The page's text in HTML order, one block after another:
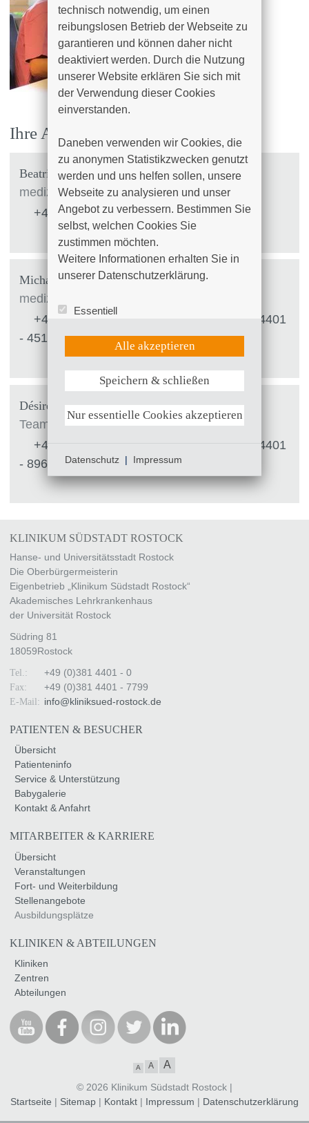
Ihre Ansprechpartner
Beatrice Engel
medizinischer Dokumentar
+49 (0)381 4401 - 4580
Michaela Stecher
medizinischer Dokumentar
+49 (0)381 4401 - 8614
+49 (0)381 4401
- 4519
Désirée Pürschel
Teamleiterin Tumordokumentation
+49 (0)381 4401 - 6109
+49 (0)381 4401
- 8961
KLINIKUM SÜDSTADT ROSTOCK
Hanse- und Universitätsstadt Rostock
Die Oberbürgermeisterin
Eigenbetrieb „Klinikum Südstadt Rostock“
Akademisches Lehrkrankenhaus
der Universität Rostock
Südring 81
18059Rostock
Tel.: +49 (0)381 4401 - 0
Fax: +49 (0)381 4401 - 7799
E-Mail: info@kliniksued-rostock de
PATIENTEN & BESUCHER
Übersicht
Patienteninfo
Service & Unterstützung
Babygalerie
Kontakt & Anfahrt
MITARBEITER & KARRIERE
Übersicht
Veranstaltungen
Fort- und Weiterbildung
Stellenangebote
Ausbildungsplätze
KLINIKEN & ABTEILUNGEN
Kliniken
Zentren
Abteilungen
A A A
© 2026 Klinikum Südstadt Rostock |
Startseite | Sitemap | Kontakt | Impressum | Datenschutzerklärung
technisch notwendig, um einen
reibungslosen Betrieb der Webseite zu
garantieren und können daher nicht
deaktiviert werden. Durch die Nutzung
unserer Website erklären Sie sich mit
der Verwendung dieser Cookies
einverstanden.
Daneben verwenden wir Cookies, die
zu anonymen Statistikzwecken genutzt
werden und uns helfen sollen, unsere
Webseite zu analysieren und unser
Angebot zu verbessern. Bestimmen Sie
selbst, welchen Cookies Sie
zustimmen möchten.
Weitere Informationen erhalten Sie in
unserer Datenschutzerklärung.
Essentiell
UX (Hotjar)
Weitere Informationen anzeigen
Alle akzeptieren
Speichern & schließen
Nur essentielle Cookies akzeptieren
Datenschutz | Impressum